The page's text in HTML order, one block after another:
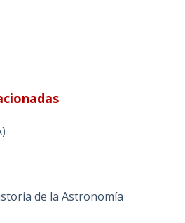
de la Astronomía